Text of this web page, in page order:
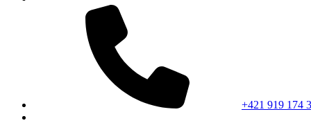
+421 919 174